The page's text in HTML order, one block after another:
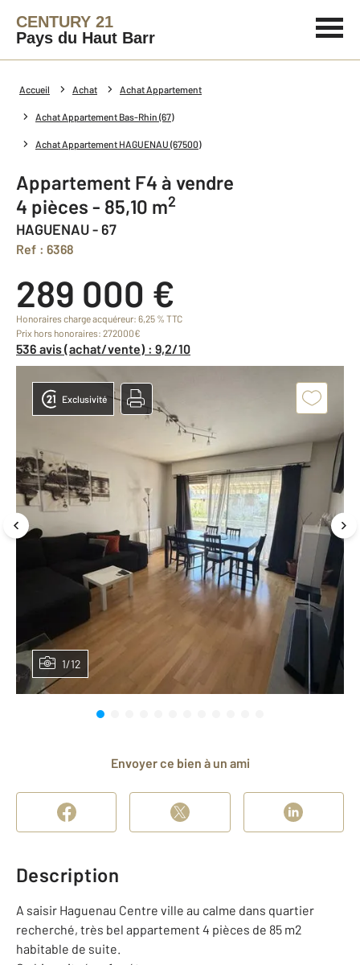
CENTURY 21
Pays du Haut Barr
Accueil Achat Achat Appartement
Achat Appartement Bas-Rhin (67)
Achat Appartement HAGUENAU (67500)
Appartement F4 à vendre
4 pièces - 85,10 m2
HAGUENAU - 67
Ref : 6368
289 000 €
Honoraires charge acquéreur: 6,25 % TTC
Prix hors honoraires: 272000€
536 avis (achat/vente) : 9,2/10
1/12
Exclusivité
Envoyer ce bien à un ami
Description
A saisir Haguenau Centre ville au calme dans quartier
recherché, très bel appartement 4 pièces de 85 m2
habitable de suite.